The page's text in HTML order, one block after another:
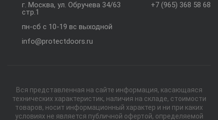
+7 (965) 368 58 68
г. Москва, ул. Обручева 34/63
стр.1
пн-сб с 10-19 вс выходной
info@protectdoors.ru
Вся представленная на сайте информация, касающаяся
технических характеристик, наличия на складе, стоимости
товаров, носит информационный характер и ни при каких
условиях не является публичной офертой, определяемой